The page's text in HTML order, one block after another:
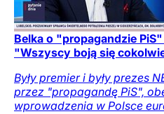
Belka o "propagandzie
"Wszyscy boją się
Były premier i były prezes
przez "propagandę PiS",
wprowadzenia w Polsce